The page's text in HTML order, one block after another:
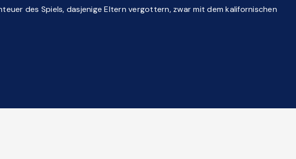
des Spiels, dasjenige Eltern vergottern, zwar mit dem kalifornischen